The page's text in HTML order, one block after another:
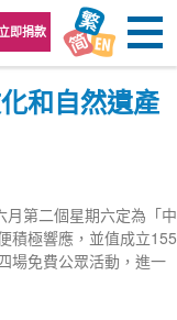
即捐款
和自然遺產
月第二個星期六定為「中
積極響應，並值成立155
場免費公眾活動，進一